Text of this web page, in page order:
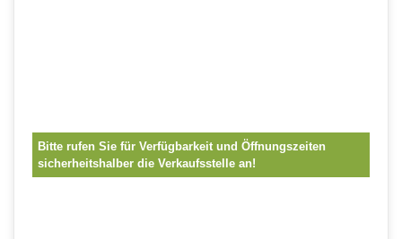
Bitte rufen Sie für Verfügbarkeit und Öffnungszeiten
sicherheitshalber die Verkaufsstelle an!